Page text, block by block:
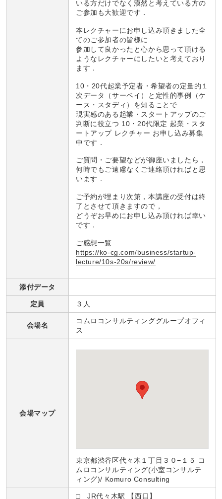
いる方だけでなく漠然と考えている方の
ご参加も大歓迎です．
本レクチャーにお申し込み頂きました全
てのご参加者の皆様に
参加して良かったと心から思って頂ける
ようなレクチャーにしたいと考えており
ます．
10・20代起業予定者・希望者の定量的１
次データ（サーベイ）と定性的事例（ケ
ース・スタディ）を知ることで
現実感のある起業・スタートアップのご
判断に役立つ 10・20代限定 起業・スタ
ートアップ レクチャー お申し込み募集
中です．
ご質問・ご要望などが御座いましたら，
何時でもご遠慮なくご連絡頂ければと思
います．
ご予約が埋まり次第，本講座の受付は終
了とさせて頂きますので，
どうぞお早めにお申し込み頂ければ幸い
です．
ご感想一覧
https://ko-cg.com/business/startup-
lecture/10s-20s/review/
添付データ
定員 ３人
会場名
コムロコンサルティンググループオフィ
ス
会場マップ
東京都渋谷区代々木１丁目３０−１５ コ
ムロコンサルティング(小室コンサルテ
ィング)/ Komuro Consulting
□ JR代々木駅 【西口】